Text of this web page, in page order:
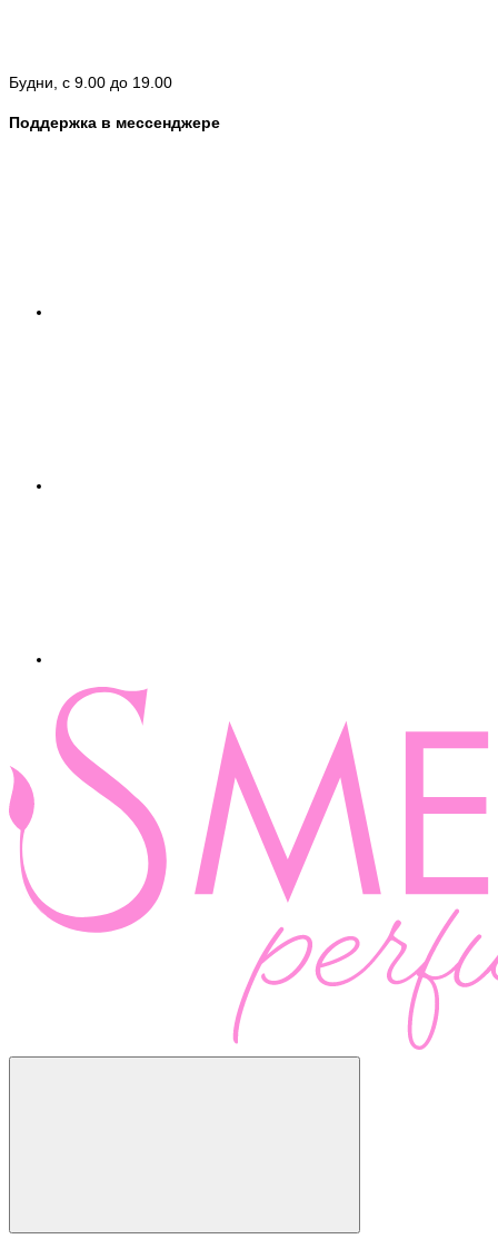
Будни, с 9.00 до 19.00
Поддержка в мессенджере